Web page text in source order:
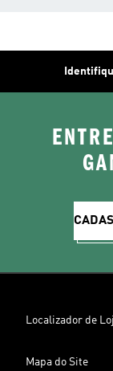
Localizador de
Mapa do Site